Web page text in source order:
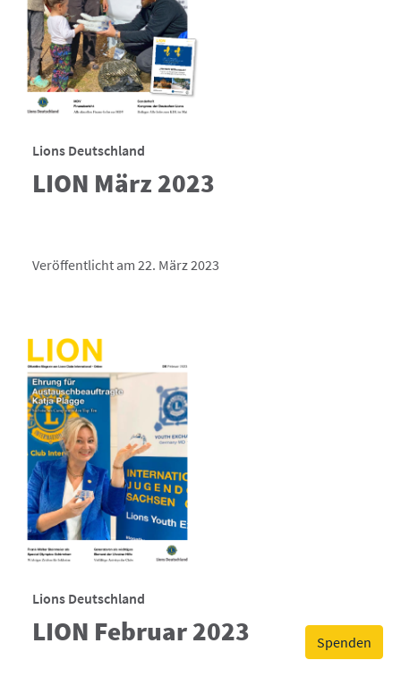
Spenden
Lions Deutschland
LION März 2023
Veröffentlicht am 22. März 2023
Lions Deutschland
LION Februar 2023